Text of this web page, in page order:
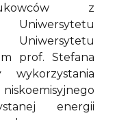
z
prof. Stefana
energii